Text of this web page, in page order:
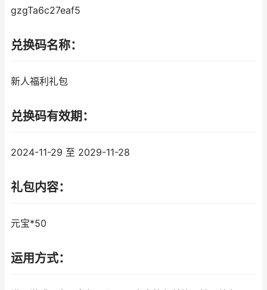
gzgTa6c27eaf5
兑换码名称：
新人福利礼包
兑换码有效期：
2024-11-29 至 2029-11-28
礼包内容：
元宝*50
运用方式：